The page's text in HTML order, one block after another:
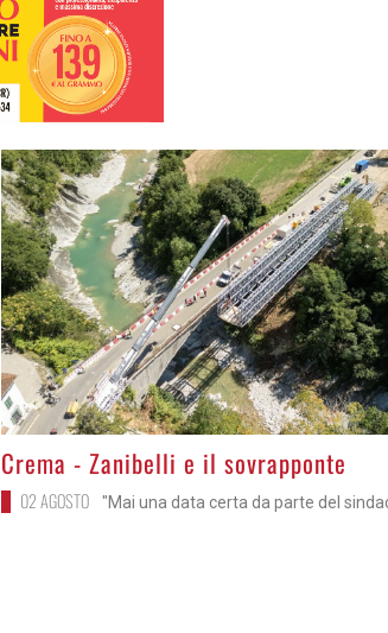
>
Crema - Zanibelli e il sovrapponte
02 AGOSTO "Mai una data certa da parte del